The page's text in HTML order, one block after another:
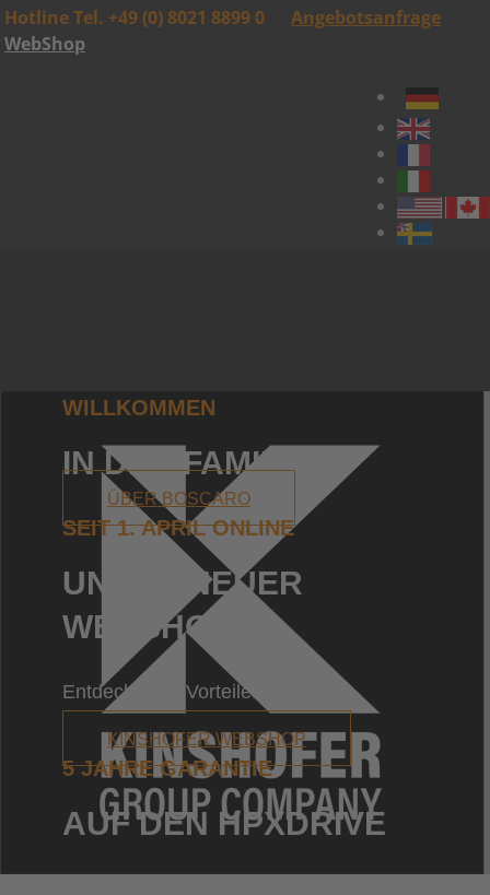
Hotline Tel. +49 (0) 8021 8899 0
Angebotsanfrage
WebShop
WILLKOMMEN
IN DER FAMILIE!
ÜBER BOSCARO
SEIT 1. APRIL ONLINE
UNSER NEUER
WEBSHOP
Entdecke alle Vorteile!
KINSHOFER WEBSHOP
5 JAHRE GARANTIE
AUF DEN HPXDRIVE